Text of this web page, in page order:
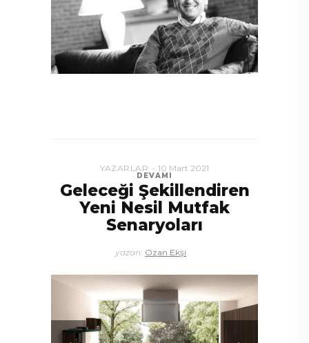
DEVAMI
YAZARLAR 10 Mart 2021
Geleceği Şekillendiren
Yeni Nesil Mutfak
Senaryoları
yazan: Ozan Ekşi